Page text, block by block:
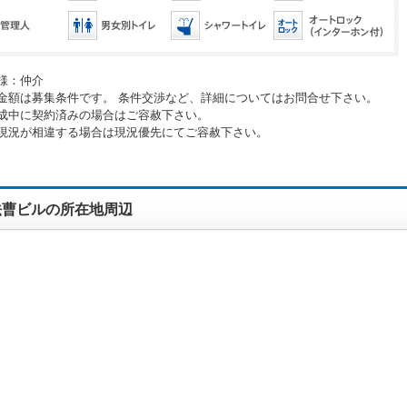
：仲介
は募集条件です。 条件交渉など、詳細についてはお問合せ下さい。
に契約済みの場合はご容赦下さい。
が相違する場合は現況優先にてご容赦下さい。
ビルの所在地周辺